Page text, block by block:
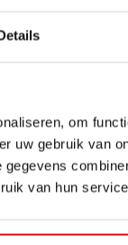
om
uw gebruik van
van hun